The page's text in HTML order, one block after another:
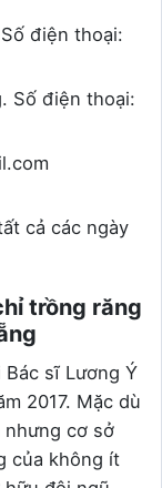
điện thoại:
Số điện thoại:
cả các ngày
trồng răng
Bác sĩ Lương Ý
2017. Mặc dù
cơ sở
của không ít